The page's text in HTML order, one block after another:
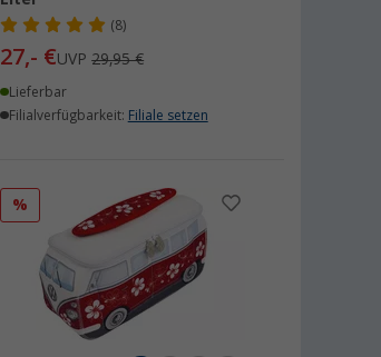
(8)
27,- €UVP29,95 €
Lieferbar
Filialverfügbarkeit: Filiale setzen
%